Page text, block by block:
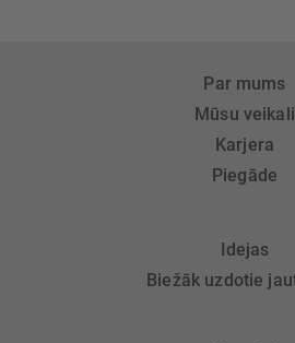
Par mums
Mūsu veikali
Karjera
Piegāde
Idejas
Biežāk uzdotie